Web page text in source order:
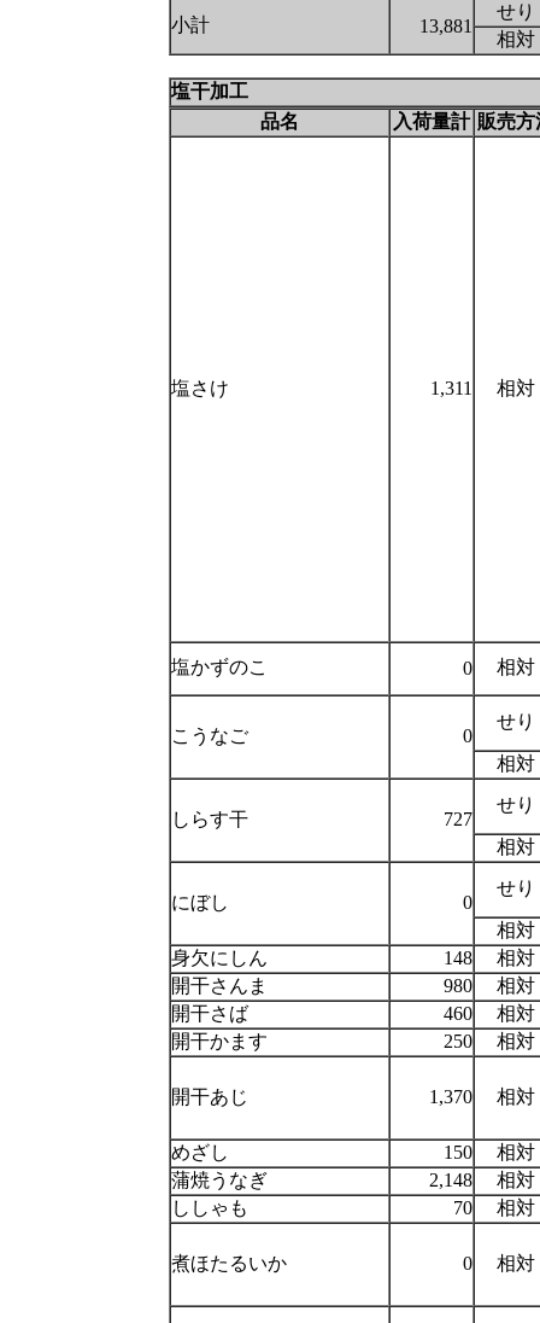
小計
13,881
せり
相対
塩干加工
品名
入荷量計 販売方
塩さけ 1,311 相対
塩かずのこ 0 相対
こうなご 0
せり
相対
しらす干 727
せり
相対
にぼし 0
せり
相対
身欠にしん
148
相対
開干さんま
980
相対
開干さば
460
相対
開干かます
250 相対
開干あじ 1,370 相対
めざし 150
相対
蒲焼うなぎ
2,148
相対
ししゃも
70 相対
煮ほたるいか 0 相対